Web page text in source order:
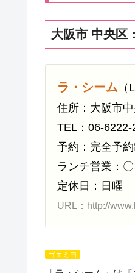
大阪市 中央区
ラ・シーム
住所：大阪市
TEL：06-6222-
予約：完全予約
ランチ営業：〇
定休日：日曜
URL：http://
ゴエミヨ